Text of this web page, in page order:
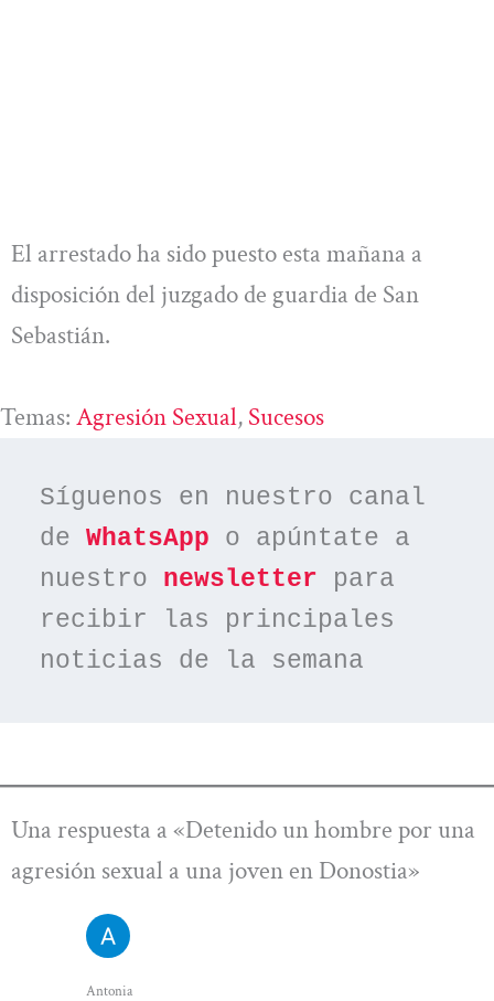
El arrestado ha sido puesto esta mañana a
disposición del juzgado de guardia de San
Sebastián.
Temas: Agresión Sexual, Sucesos
Síguenos en nuestro canal
de WhatsApp o apúntate a
nuestro newsletter para
recibir las principales
noticias de la semana
Una respuesta a «Detenido un hombre por una
agresión sexual a una joven en Donostia»
Antonia